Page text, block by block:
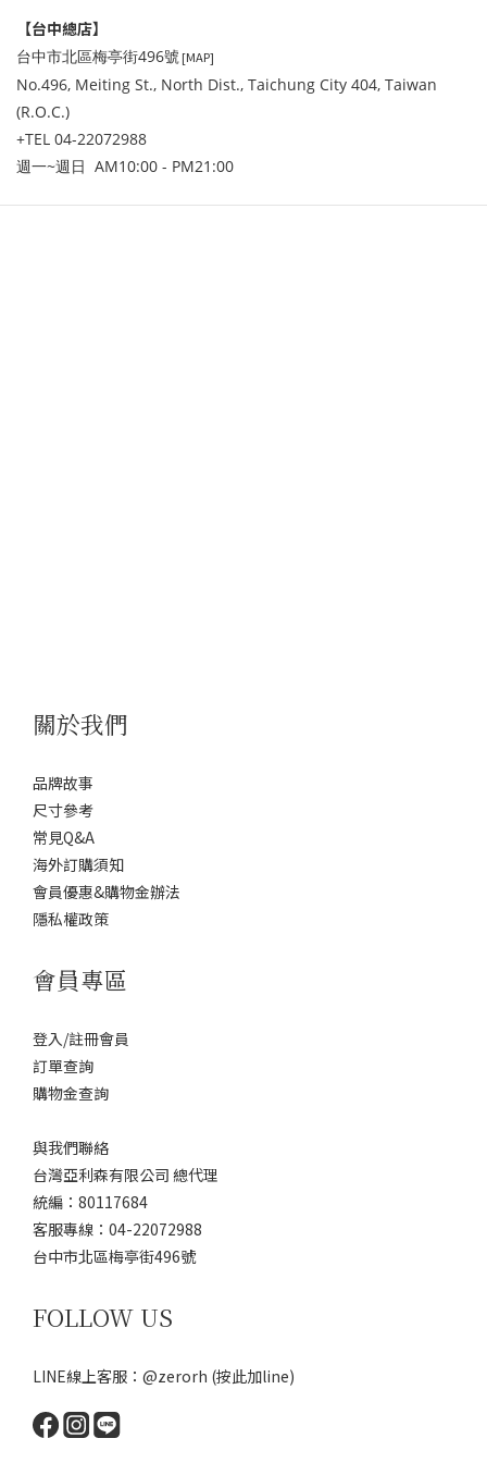
【台中總店】
台中市北區梅亭街496號[MAP]
No.496, Meiting St., North Dist., Taichung City 404, Taiwan
(R.O.C.)
+TEL 04-22072988
週一~週日 AM10:00 - PM21:00
關於我們
品牌故事
尺寸參考
常見Q&A
海外訂購須知
會員優惠&購物金辦法
隱私權政策
會員專區
登入/註冊會員
訂單查詢
購物金查詢
與我們聯絡
台灣亞利森有限公司 總代理
統編：80117684
客服專線：04-22072988
台中市北區梅亭街496號
FOLLOW US
LINE線上客服：@zerorh (按此加line)